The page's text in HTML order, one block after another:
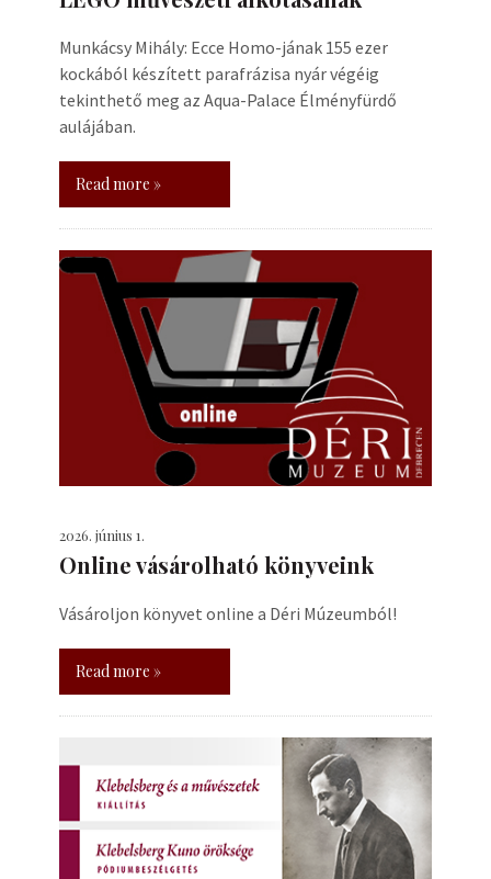
Munkácsy Mihály: Ecce Homo-jának 155 ezer
kockából készített parafrázisa nyár végéig
tekinthető meg az Aqua-Palace Élményfürdő
aulájában.
Read more »
2026. június 1.
Online vásárolható könyveink
Vásároljon könyvet online a Déri Múzeumból!
Read more »